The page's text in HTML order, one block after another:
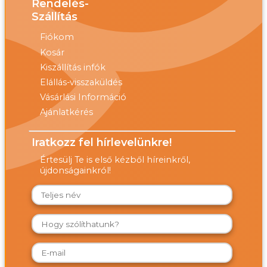
Rendelés-
Szállítás
Fiókom
Kosár
Kiszállítás infók
Elállás-visszaküldés
Vásárlási Információ
Ajánlatkérés
Iratkozz fel hírlevelünkre!
Értesülj Te is első kézből híreinkről,
újdonságainkról!